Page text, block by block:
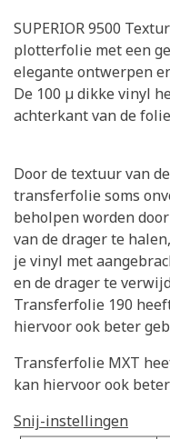
SUPERIOR 9500
plotterfolie met een
elegante ontwerpen
De 100 µ dikke vinyl
achterkant van de
Door de textuur van
transferfolie soms
beholpen worden
van de drager te
je vinyl met
en de drager te
Transferfolie 190
hiervoor ook beter
Transferfolie MXT
kan hiervoor ook
Snij-instellingen